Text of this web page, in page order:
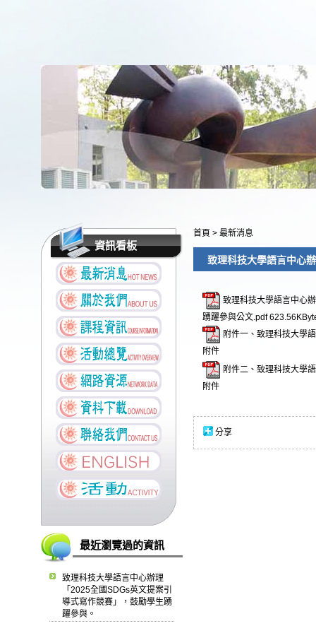
資訊看板
最近瀏覽過的資訊
致理科技大學語言中心辦理
「2025全國SDGs英文提案引
導式寫作競賽」，鼓勵學生踴
躍參與。
首頁 > 最新消息
致理科技大學語言中心
致理科技大學語言中心
踴躍參與公文.pdf
附件一、致理科技大學
附件
附件二、致理科技大學
附件
分享